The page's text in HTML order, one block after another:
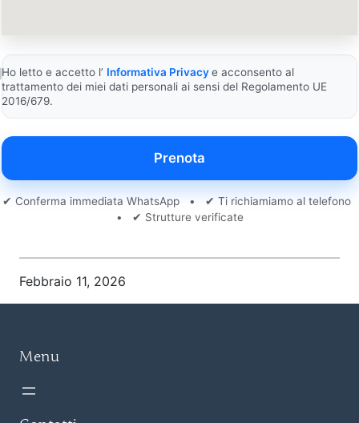
Ho letto e accetto l’ Informativa Privacye acconsento al
trattamento dei miei dati personali ai sensi del Regolamento UE
2016/679.
Prenota
✔ Conferma immediata WhatsApp • ✔ Ti richiamiamo al telefono
• ✔ Strutture verificate
Febbraio 11, 2026
Menu